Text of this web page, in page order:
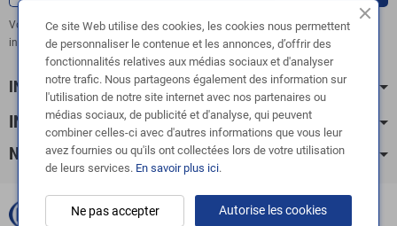
Vous pouvez vous désinscrire à tout moment. Vous trouverez pour cela nos
informations de contact dans les conditions d'utilisation du site.
INFORMATION
INFOS PRATIQUES
NOS CATÉGORIES
Copyright © 2003-2024 | FOX ÉCHAPPEMENTS
Ce site Web utilise des cookies, les cookies nous permettent
de personnaliser le contenue et les annonces, d’offrir des
fonctionnalités relatives aux médias sociaux et d'analyser
notre trafic. Nous partageons également des information sur
l'utilisation de notre site internet avec nos partenaires ou
médias sociaux, de publicité et d'analyse, qui peuvent
combiner celles-ci avec d'autres informations que vous leur
avez fournies ou qu'ils ont collectées lors de votre utilisation
de leurs services. En savoir plus ici.
Autorise les cookies
Ne pas accepter